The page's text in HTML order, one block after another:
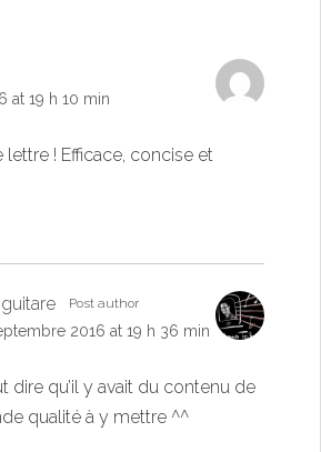
at 19 h 10 min
! Efficace, concise et
Post author
2016 at 19 h 36 min
dire qu’il y avait du contenu de
qualité à y mettre ^^